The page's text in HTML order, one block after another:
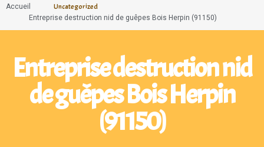
Accueil Uncategorized
Entreprise destruction nid de guêpes Bois Herpin (91150)
Entreprise destruction nid
de guêpes Bois Herpin
(91150)